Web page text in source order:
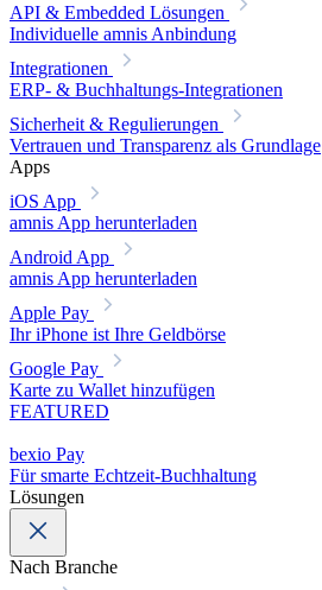
API & Embedded Lösungen
Individuelle amnis Anbindung
Integrationen
ERP- & Buchhaltungs-Integrationen
Sicherheit & Regulierungen
Vertrauen und Transparenz als Grundlage
Apps
iOS App
amnis App herunterladen
Android App
amnis App herunterladen
Apple Pay
Ihr iPhone ist Ihre Geldbörse
Google Pay
Karte zu Wallet hinzufügen
FEATURED
bexio Pay
Für smarte Echtzeit-Buchhaltung
Lösungen
Nach Branche